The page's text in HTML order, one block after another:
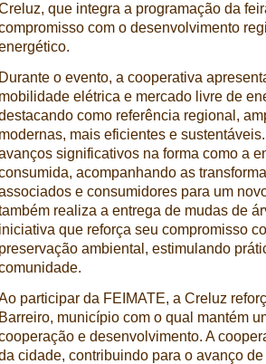
que integra a programação da
com o desenvolvimento
Durante o evento, a cooperativa
mobilidade elétrica e mercado livre de
como referência regional,
modernas, mais eficientes e
significativos na forma como a
acompanhando as
e consumidores para um
realiza a entrega de mudas de
iniciativa que reforça seu compromisso
preservação ambiental, estimulando
participar da FEIMATE, a Creluz
Barreiro, município com o qual mantém
e desenvolvimento. A
cidade, contribuindo para o avanço